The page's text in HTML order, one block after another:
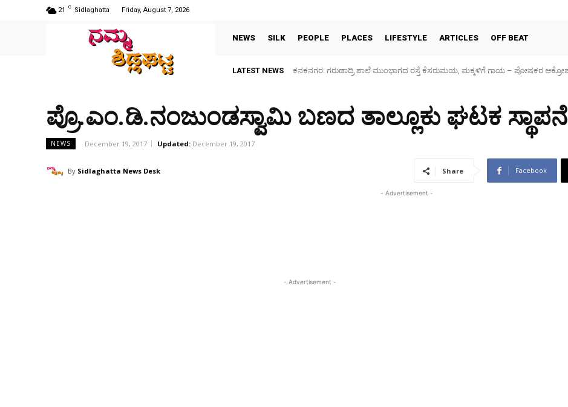
21 C Sidlaghatta Friday, August 7, 2026
NEWS SILK PEOPLE PLACES LIFESTYLE ARTICLES OFF BEAT
LATEST NEWSಕನಕನಗರ: ಗರುಡಾದ್ರಿ ಶಾಲೆ ಮುಂಭಾಗದ ರಸ್ತೆ ಕೆಸರುಮಯ, ಮಕ್ಕಳಿಗೆ ಗಾಯ – ಪೋಷಕರ ಆಕ್ರೋಶ
Sidlaghatta Silk Cocoon Market-06/08/2026
ಪ್ರೊ.ಎಂ.ಡಿ.ನಂಜುಂಡಸ್ವಾಮಿ ಬಣದ ತಾಲ್ಲೂಕು ಘಟಕ ಸ್ಥಾಪನೆ
NEWS December 19, 2017 Updated: December 19, 2017
By Sidlaghatta News Desk Share Facebook
- Advertisement -
- Advertisement -